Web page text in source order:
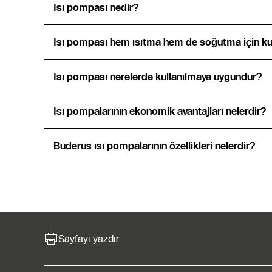
Isı pompası nedir?
Isı pompası hem ısıtma hem de soğutma için
Isı pompası nerelerde kullanılmaya uygundur?
Isı pompalarının ekonomik avantajları nelerdir?
Buderus ısı pompalarının özellikleri nelerdir?
Sayfayı yazdır